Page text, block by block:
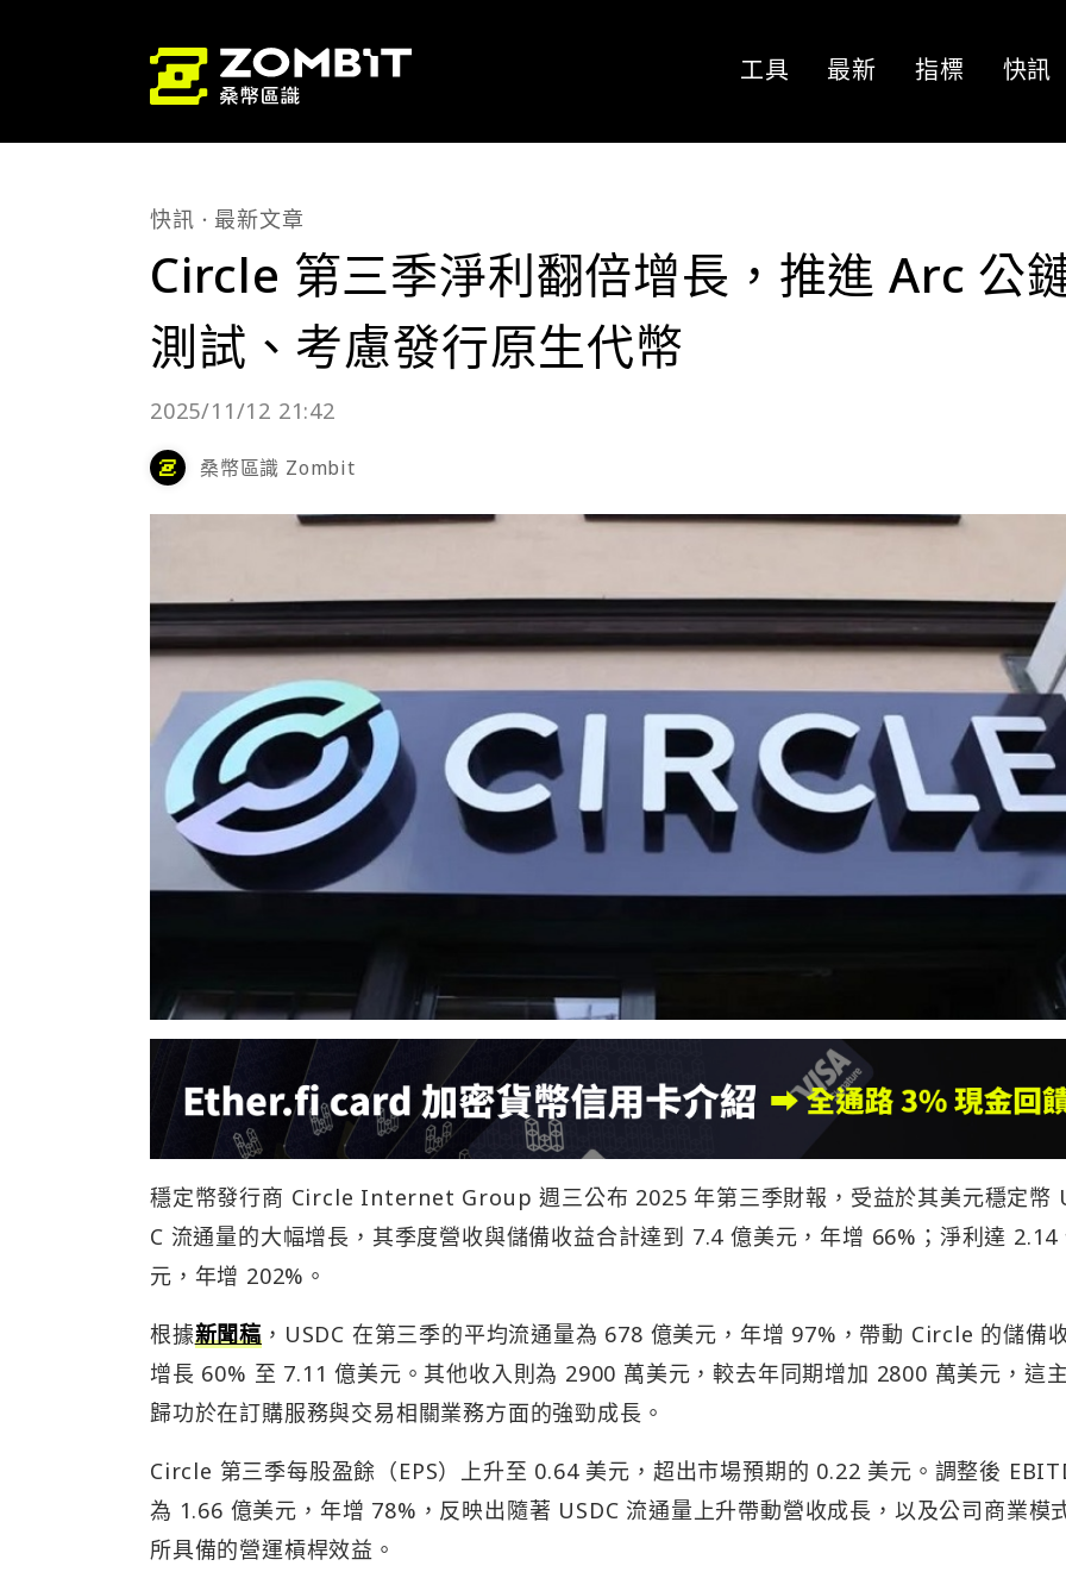
工具 最新 指標 快訊
快訊 最新文章
Circle 第三季淨利翻倍增長，推進 Arc 公
測試、考慮發行原生代幣
2025/11/12 21:42
桑幣區識 Zombit
穩定幣發行商 Circle Internet Group 週三公布 2025 年第三季財報，受益於其美元穩定幣
C 流通量的大幅增長，其季度營收與儲備收益合計達到 7.4 億美元，年增 66%；淨利達 2.14
元，年增 202%。
根據新聞稿 ，USDC 在第三季的平均流通量為 678 億美元，年增 97%，帶動 Circle 的儲備
增長 60% 至 7.11 億美元。其他收入則為 2900 萬美元，較去年同期增加 2800 萬美元，這
歸功於在訂購服務與交易相關業務方面的強勁成長。
Circle 第三季每股盈餘（EPS）上升至 0.64 美元，超出市場預期的 0.22 美元。調整後
為 1.66 億美元，年增 78%，反映出隨著 USDC 流通量上升帶動營收成長，以及公司商業模
所具備的營運槓桿效益。